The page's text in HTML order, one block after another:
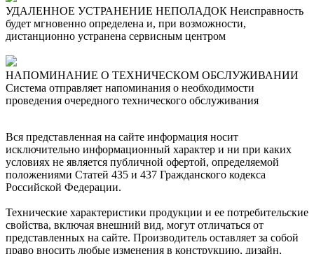
УДАЛЕННОЕ УСТРАНЕНИЕ НЕПОЛАДОК Неисправность
будет мгновенно определена и, при возможности,
дистанционно устранена сервисным центром
НАПОМИНАНИЕ О ТЕХНИЧЕСКОМ ОБСЛУЖИВАНИИ
Система отправляет напоминания о необходимости
проведения очередного технического обслуживания
Вся представленная на сайте информация носит
исключительно информационный характер и ни при каких
условиях не является публичной офертой, определяемой
положениями Статей 435 и 437 Гражданского кодекса
Российской Федерации.
Технические характеристики продукции и ее потребительские
свойства, включая внешний вид, могут отличаться от
представленных на сайте. Производитель оставляет за собой
право вносить любые изменения в конструкцию, дизайн,